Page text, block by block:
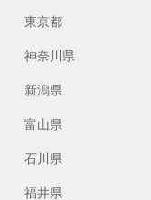
東京都
神奈川県
新潟県
富山県
石川県
福井県